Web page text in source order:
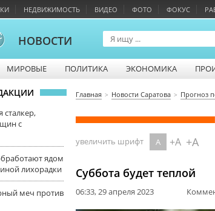
НЕДВИЖИМОСТЬ ВИДЕО ФОТО ФОКУС
НОВОСТИ
МИРОВЫЕ ПОЛИТИКА ЭКОНОМИКА
сталкер,
с
ядом
лихорадки
меч против
Главная Новости Саратова Прогноз
увеличить шрифт A +A +A
Суббота будет теплой
06:33, 29 апреля 2023